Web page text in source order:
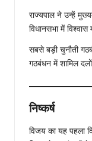
राज्यपाल ने उन्हें
विधानसभा में
सबसे बड़ी चुनौती
गठबंधन में शामिल दलों
निष्कर्ष
विजय का यह पहला